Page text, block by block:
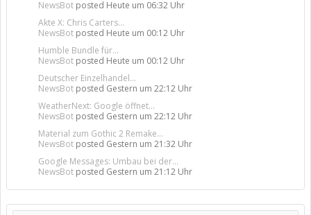
NewsBot posted Heute um 06:32 Uhr
Akte X: Chris Carters...
NewsBot posted Heute um 00:12 Uhr
Humble Bundle für...
NewsBot posted Heute um 00:12 Uhr
Deutscher Einzelhandel...
NewsBot posted Gestern um 22:12 Uhr
WeatherNext: Google öffnet...
NewsBot posted Gestern um 22:12 Uhr
Material zum Gothic 2 Remake...
NewsBot posted Gestern um 21:32 Uhr
Google Messages: Umbau bei der...
NewsBot posted Gestern um 21:12 Uhr